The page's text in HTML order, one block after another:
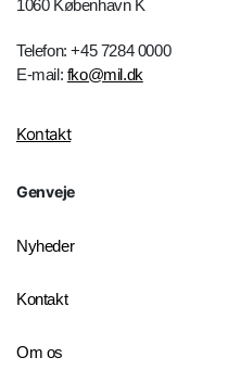
1060 København K
Telefon: +45 7284 0000
E-mail: fko@mil.dk
Kontakt
Genveje
Nyheder
Kontakt
Om os